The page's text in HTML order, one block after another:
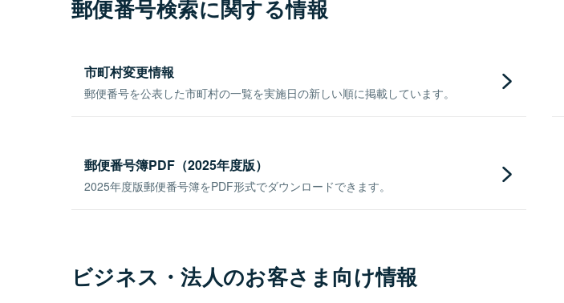
郵便番号検索に関する情報
市町村変更情報
郵便番号を公表した市町村の一覧を実施日の新しい順に掲載しています。
郵便番号簿PDF（2025年度版）
2025年度版郵便番号簿をPDF形式でダウンロードできます。
ビジネス・法人のお客さま向け情報